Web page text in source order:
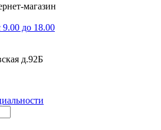
магазин
до 18.00
д.92Б